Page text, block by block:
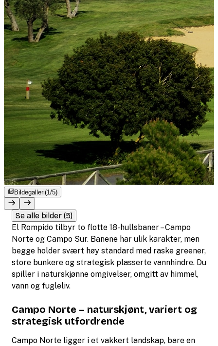
Bildegalleri(1/5)
Se alle bilder (5)
El Rompido tilbyr to flotte 18-hullsbaner – Campo
Norte og Campo Sur. Banene har ulik karakter, men
begge holder svært høy standard med raske greener,
store bunkere og strategisk plasserte vannhindre. Du
spiller i naturskjønne omgivelser, omgitt av himmel,
vann og fugleliv.
Campo Norte – naturskjønt, variert og
strategisk utfordrende
Campo Norte ligger i et vakkert landskap, bare en